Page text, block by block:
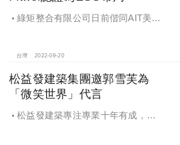
綠矩整合有限公司日前偕同AIT美國
場邀請到在Fitwel認證中展現卓越領導
力的企業領袖，共同為企業防疫、
ESG布局及打造永續社區健康宅等議
題進行交流
台灣 2022-09-20
松益發建築集團邀郭雪芙為
「微笑世界」代言
松益發建築專注專業十年有成，首